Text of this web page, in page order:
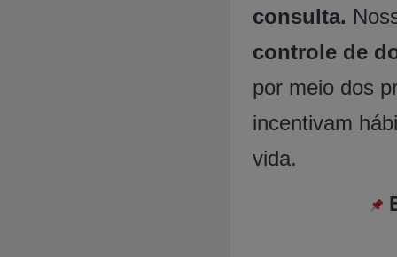
consulta.
controle de
por meio dos
incentivam
vida.